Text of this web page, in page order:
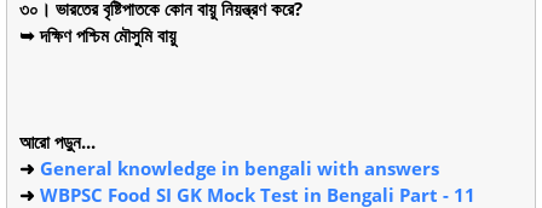
৩০। ভারতের বৃষ্টিপাতকে কোন বায়ু নিয়ন্ত্রণ করে?
➥ দক্ষিণ পশ্চিম মৌসুমি বায়ু
আরো পড়ুন...
➜ General knowledge in bengali with answers
➜ WBPSC Food SI GK Mock Test in Bengali Part - 11